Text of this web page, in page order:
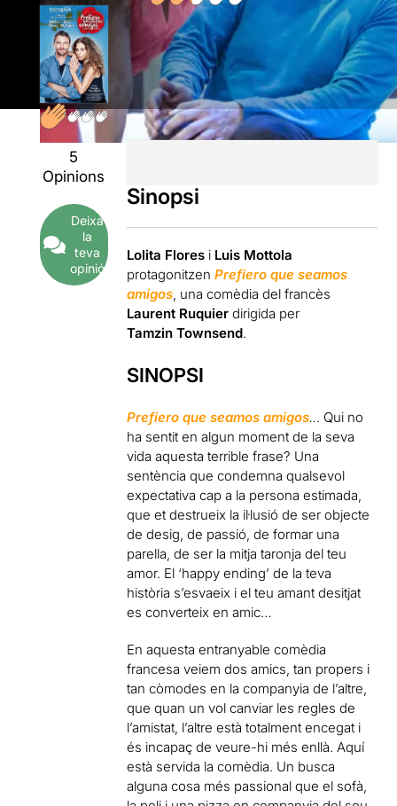
5
Opinions
Deixa
la
teva
opinió
Sinopsi
Lolita Flores i Luis Mottola
protagonitzenPrefiero que seamos
amigos, una comèdia del francès
Laurent Ruquier dirigida per
Tamzin Townsend.
SINOPSI
Prefiero que seamos amigos... Qui no
ha sentit en algun moment de la seva
vida aquesta terrible frase? Una
sentència que condemna qualsevol
expectativa cap a la persona estimada,
que et destrueix la il·lusió de ser objecte
de desig, de passió, de formar una
parella, de ser la mitja taronja del teu
amor. El ‘happy ending’ de la teva
història s’esvaeix i el teu amant desitjat
es converteix en amic…
En aquesta entranyable comèdia
francesa veiem dos amics, tan propers i
tan còmodes en la companyia de l’altre,
que quan un vol canviar les regles de
l’amistat, l’altre està totalment encegat i
és incapaç de veure-hi més enllà. Aquí
està servida la comèdia. Un busca
alguna cosa més passional que el sofà,